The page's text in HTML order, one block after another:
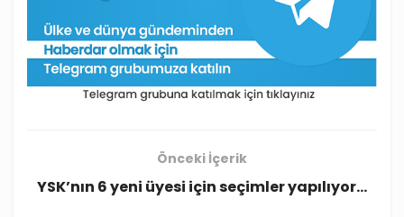
Önceki İçerik
YSK’nın 6 yeni üyesi için seçimler yapılıyor…